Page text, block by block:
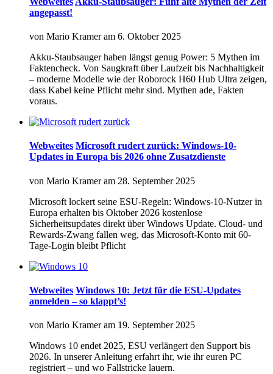
angepasst!
von Mario Krameram 6. Oktober 2025
Akku-Staubsauger haben längst genug Power: 5 Mythen im
Faktencheck. Von Saugkraft über Laufzeit bis Nachhaltigkeit
– moderne Modelle wie der Roborock H60 Hub Ultra zeigen,
dass Kabel keine Pflicht mehr sind. Mythen ade, Fakten
voraus.
Webweites Microsoft rudert zurück: Windows-10-
Updates in Europa bis 2026 ohne Zusatzdienste
von Mario Krameram 28. September 2025
Microsoft lockert seine ESU-Regeln: Windows-10-Nutzer in
Europa erhalten bis Oktober 2026 kostenlose
Sicherheitsupdates direkt über Windows Update. Cloud- und
Rewards-Zwang fallen weg, das Microsoft-Konto mit 60-
Tage-Login bleibt Pflicht
Webweites Windows 10: Jetzt für die ESU-Updates
anmelden – so klappt’s!
von Mario Krameram 19. September 2025
Windows 10 endet 2025, ESU verlängert den Support bis
2026. In unserer Anleitung erfahrt ihr, wie ihr euren PC
registriert – und wo Fallstricke lauern.